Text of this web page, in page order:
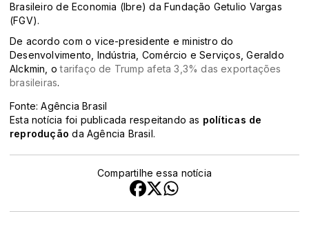
Brasileiro de Economia (Ibre) da Fundação Getulio Vargas
(FGV).
De acordo com o vice-presidente e ministro do
Desenvolvimento, Indústria, Comércio e Serviços, Geraldo
Alckmin, otarifaço de Trump afeta 3,3% das exportações
brasileiras.
Fonte: Agência Brasil
Esta notícia foi publicada respeitando as políticas de
reprodução da Agência Brasil.
Compartilhe essa notícia